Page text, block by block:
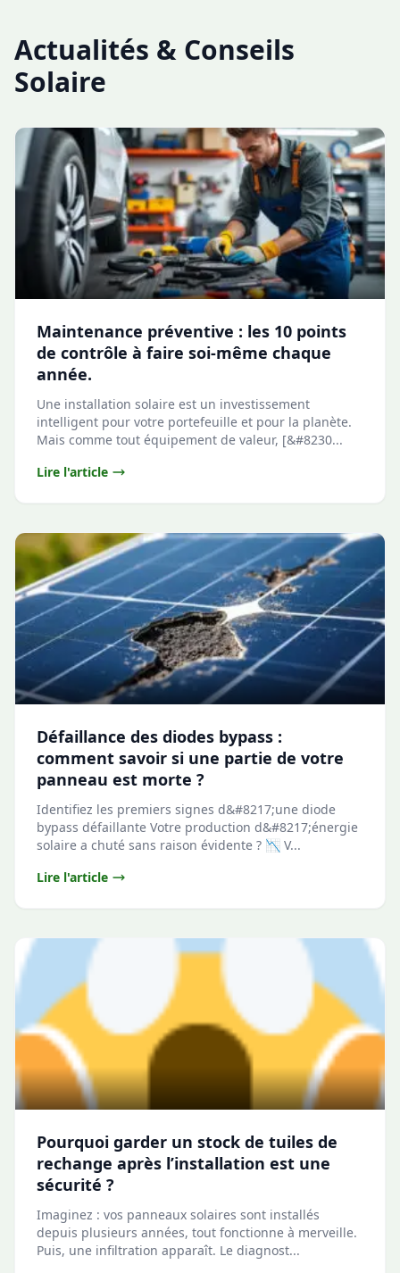
Actualités & Conseils
Solaire
Maintenance préventive : les 10 points
de contrôle à faire soi-même chaque
année.
Une installation solaire est un investissement
intelligent pour votre portefeuille et pour la planète.
Mais comme tout équipement de valeur, [&#8230...
Lire l'article
Défaillance des diodes bypass :
comment savoir si une partie de votre
panneau est morte ?
Identifiez les premiers signes d&#8217;une diode
bypass défaillante Votre production d&#8217;énergie
solaire a chuté sans raison évidente ? 📉 V...
Lire l'article
Pourquoi garder un stock de tuiles de
rechange après l’installation est une
sécurité ?
Imaginez : vos panneaux solaires sont installés
depuis plusieurs années, tout fonctionne à merveille.
Puis, une infiltration apparaît. Le diagnost...